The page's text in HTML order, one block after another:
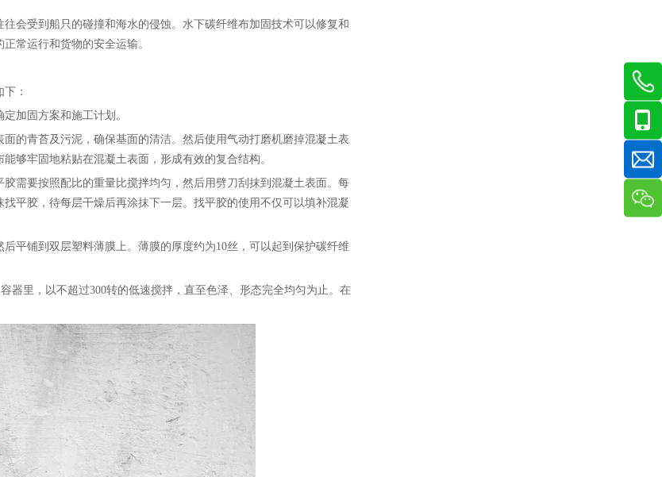
会受到船只的碰撞和海水的侵蚀。水下碳纤维布加固技术可以修复和
常运行和货物的安全运输。
：
加固方案和施工计划。
的青苔及污泥，确保基面的清洁。然后使用气动打磨机磨掉混凝土表
够牢固地粘贴在混凝土表面，形成有效的复合结构。
需要按照配比的重量比搅拌均匀，然后用劈刀刮抹到混凝土表面。每
平胶，待每层干燥后再涂抹下一层。找平胶的使用不仅可以填补混凝
平铺到双层塑料薄膜上。薄膜的厚度约为10丝，可以起到保护碳纤维
器里，以不超过300转的低速搅拌，直至色泽、形态完全均匀为止。在